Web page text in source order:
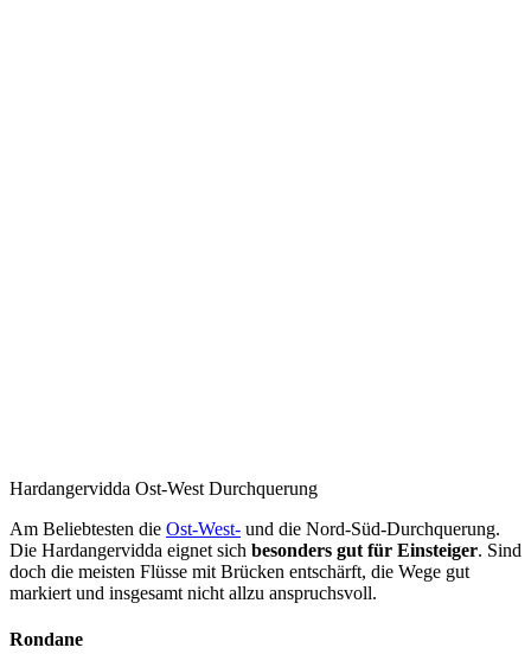
Hardangervidda Ost-West Durchquerung
Am Beliebtesten die Ost-West- und die Nord-Süd-Durchquerung.
Die Hardangervidda eignet sich besonders gut für Einsteiger. Sind
doch die meisten Flüsse mit Brücken entschärft, die Wege gut
markiert und insgesamt nicht allzu anspruchsvoll.
Rondane